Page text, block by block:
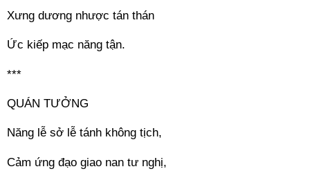
Xưng dương nhược tán thán
Ức kiếp mạc năng tận.
***
QUÁN TƯỞNG
Năng lễ sở lễ tánh không tịch,
Cảm ứng đạo giao nan tư nghị,